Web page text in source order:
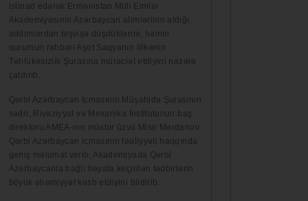
istinad edərək Ermənistan Milli Elmlər
Akademiyasının Azərbaycan alimlərinin atdığı
addımlardan təşvişə düşdüklərini, həmin
qurumun rəhbəri Aşot Saqyanın ölkənin
Təhlükəsizlik Şurasına müraciət etdiyini nəzərə
çatdırıb.
Qərbi Azərbaycan İcmasının Müşahidə Şurasının
sədri, Riyaziyyat və Mexanika İnstitutunun baş
direktoru AMEA-nın müxbir üzvü Misir Mərdanov
Qərbi Azərbaycan icmasının fəaliyyəti haqqında
geniş məlumat verib, Akademiyada Qərbi
Azərbaycanla bağlı həyata keçirilən tədbirlərin
böyük əhəmiyyət kəsb etdiyini bildirib.